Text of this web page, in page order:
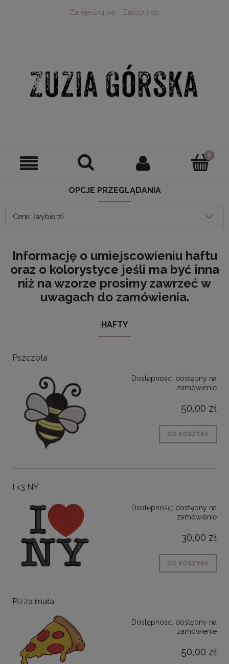
Zarejestruj się Zaloguj się
OPCJE PRZEGLĄDANIA
Cena: (wybierz)
Informację o umiejscowieniu haftu
oraz o kolorystyce jeśli ma być inna
niż na wzorze prosimy zawrzeć w
uwagach do zamówienia.
HAFTY
Pszczoła
Dostępność: dostępny na
zamówienie
50,00 zł
DO KOSZYKA
I <3 NY
Dostępność: dostępny na
zamówienie
30,00 zł
DO KOSZYKA
Pizza mała
Dostępność: dostępny na
zamówienie
50,00 zł